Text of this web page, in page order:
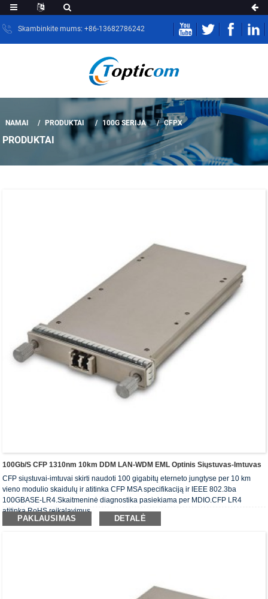
Skambinkite mums: +86-13682786242
NAMAI PRODUKTAI 100G SERIJA CFPX
PRODUKTAI
100Gb/s CFP 1310nm 10km DDM LAN-WDM EML Optinis Siųstuvas-Imtuvas
CFP siųstuvai-imtuvai skirti naudoti 100 gigabitų eterneto jungtyse per 10 km
vieno modulio skaidulų ir atitinka CFP MSA specifikaciją ir IEEE 802.3ba
100GBASE-LR4.Skaitmeninė diagnostika pasiekiama per MDIO.CFP LR4
atitinka RoHS reikalavimus.
PAKLAUSIMAS DETALĖ